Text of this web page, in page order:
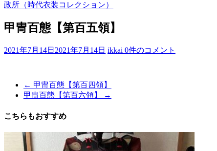
て
っ
そ
歴
史
政所（時代衣装コレクション）
甲冑百態【第百五領】
2021年7月14日 2021年7月14日 ikkai 0件のコメント
← 甲冑百態【第百四領】
甲冑百態【第百六領】
→
こちらもおすすめ